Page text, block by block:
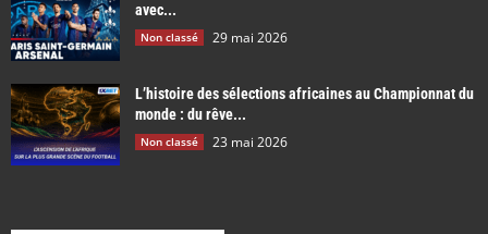
avec...
Non classé 29 mai 2026
L’histoire des sélections africaines au Championnat du
monde : du rêve...
Non classé 23 mai 2026